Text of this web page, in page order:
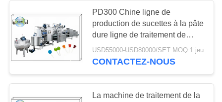
NOUVELLES
DEMANDEZ
UNE
CITATION
Chaîne de
production de
bonbon dur
PD300 Chine ligne de
production de sucettes à la pâte
dure ligne de traitement de
sucettes à la pâte dure ligne de
fabrication de sucettes à la pâte
USD55000-USD80000/SET MOQ:1 jeu
CONTACTEZ-NOUS
La machine de traitement de la